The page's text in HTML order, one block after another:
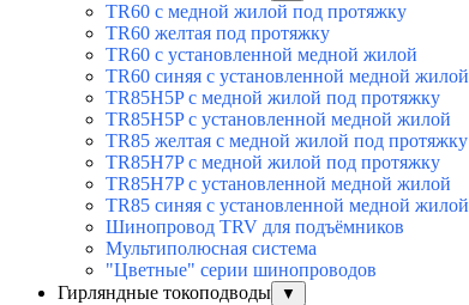
TR60 с медной жилой под протяжку
TR60 желтая под протяжку
TR60 с установленной медной жилой
TR60 синяя с установленной медной жилой
TR85H5P с медной жилой под протяжку
TR85H5P с установленной медной жилой
TR85 желтая с медной жилой под протяжку
TR85H7P с медной жилой под протяжку
TR85H7P с установленной медной жилой
TR85 синяя с установленной медной жилой
Шинопровод TRV для подъёмников
Мультиполюсная система
"Цветные" серии шинопроводов
Гирляндные токоподводы
▼